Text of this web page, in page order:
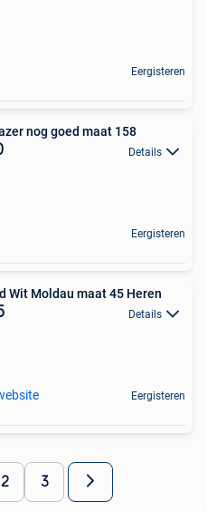
Eergisteren
nog goed maat 158
Details
Eergisteren
Wit Moldau maat 45 Heren
Details
Eergisteren
2 3